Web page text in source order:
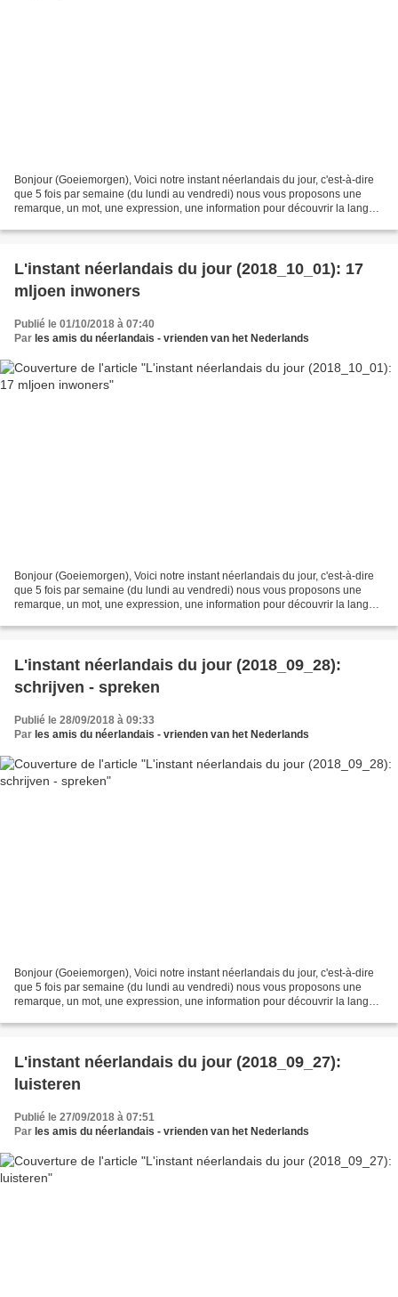
Bonjour (Goeiemorgen), Voici notre instant néerlandais du jour, c'est-à-dire
que 5 fois par semaine (du lundi au vendredi) nous vous proposons une
remarque, un mot, une expression, une information pour découvrir la langue
L'instant néerlandais du jour (2018_10_01): 17
mljoen inwoners
Publié le 01/10/2018 à 07:40
Par les amis du néerlandais - vrienden van het Nederlands
Bonjour (Goeiemorgen), Voici notre instant néerlandais du jour, c'est-à-dire
que 5 fois par semaine (du lundi au vendredi) nous vous proposons une
remarque, un mot, une expression, une information pour découvrir la langue
L'instant néerlandais du jour (2018_09_28):
schrijven - spreken
Publié le 28/09/2018 à 09:33
Par les amis du néerlandais - vrienden van het Nederlands
Bonjour (Goeiemorgen), Voici notre instant néerlandais du jour, c'est-à-dire
que 5 fois par semaine (du lundi au vendredi) nous vous proposons une
remarque, un mot, une expression, une information pour découvrir la langue
L'instant néerlandais du jour (2018_09_27):
luisteren
Publié le 27/09/2018 à 07:51
Par les amis du néerlandais - vrienden van het Nederlands